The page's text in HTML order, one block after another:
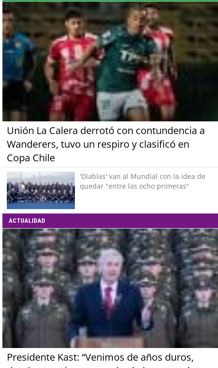
Unión La Calera derrotó con contundencia a
Wanderers, tuvo un respiro y clasificó en
Copa Chile
'Diablas' van al Mundial con la idea de
quedar "entre las ocho primeras"
ACTUALIDAD
Presidente Kast: “Venimos de años duros,